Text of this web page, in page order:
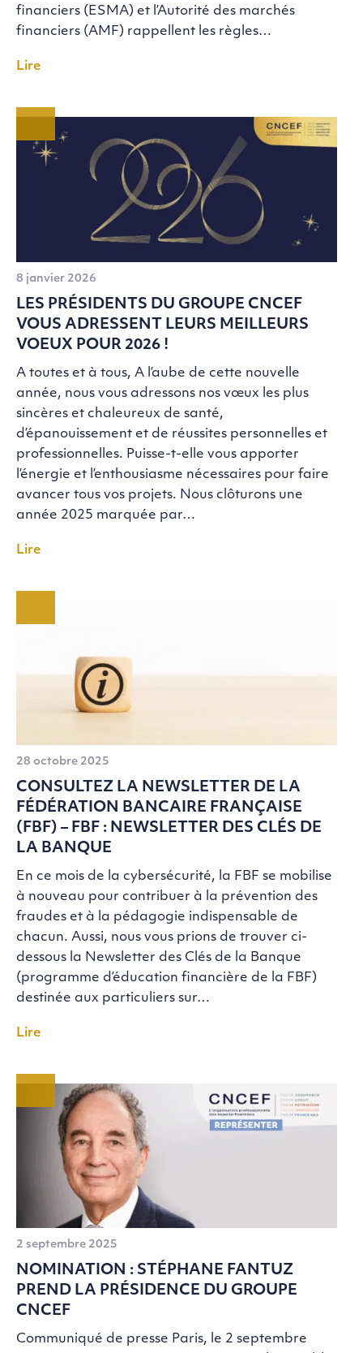
financiers (ESMA) et l’Autorité des marchés
financiers (AMF) rappellent les règles…
Lire
8 janvier 2026
LES PRÉSIDENTS DU GROUPE CNCEF
VOUS ADRESSENT LEURS MEILLEURS
VOEUX POUR 2026 !
A toutes et à tous, A l’aube de cette nouvelle
année, nous vous adressons nos vœux les plus
sincères et chaleureux de santé,
d’épanouissement et de réussites personnelles et
professionnelles. Puisse-t-elle vous apporter
l’énergie et l’enthousiasme nécessaires pour faire
avancer tous vos projets. Nous clôturons une
année 2025 marquée par…
Lire
28 octobre 2025
CONSULTEZ LA NEWSLETTER DE LA
FÉDÉRATION BANCAIRE FRANÇAISE
(FBF) – FBF : NEWSLETTER DES CLÉS DE
LA BANQUE
En ce mois de la cybersécurité, la FBF se mobilise
à nouveau pour contribuer à la prévention des
fraudes et à la pédagogie indispensable de
chacun. Aussi, nous vous prions de trouver ci-
dessous la Newsletter des Clés de la Banque
(programme d’éducation financière de la FBF)
destinée aux particuliers sur…
Lire
2 septembre 2025
NOMINATION : STÉPHANE FANTUZ
PREND LA PRÉSIDENCE DU GROUPE
CNCEF
Communiqué de presse Paris, le 2 septembre